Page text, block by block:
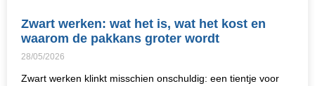
Zwart werken: wat het is, wat het kost en
waarom de pakkans groter wordt
28/05/2026
Zwart werken klinkt misschien onschuldig: een tientje voor